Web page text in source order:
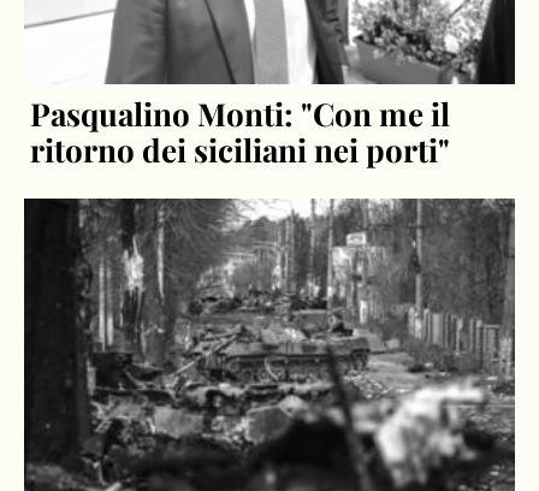
Pasqualino Monti: "Con me il
ritorno dei siciliani nei porti"